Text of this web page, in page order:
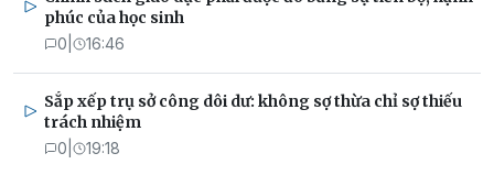
phúc của học sinh
0 16:46
Sắp xếp trụ sở công dôi dư: không sợ thừa chỉ sợ thiếu
trách nhiệm
0 19:18